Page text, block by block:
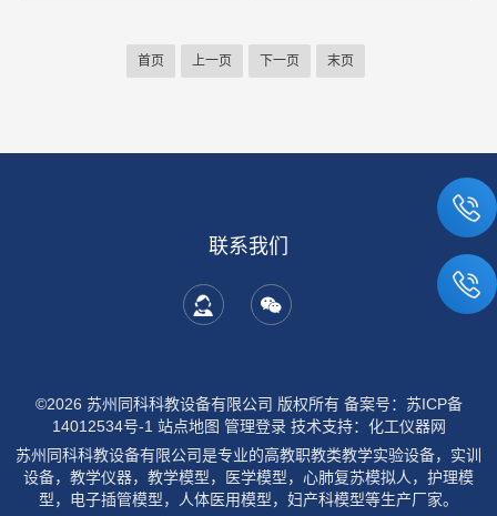
首页 上一页 下一页 末页
联系我们
©2026 苏州同科科教设备有限公司 版权所有 备案号：苏ICP备
14012534号-1 站点地图 管理登录技术支持： 化工仪器网
苏州同科科教设备有限公司是专业的高教职教类教学实验设备，实训
设备，教学仪器，教学模型，医学模型，心肺复苏模拟人，护理模
型，电子插管模型，人体医用模型，妇产科模型等生产厂家。